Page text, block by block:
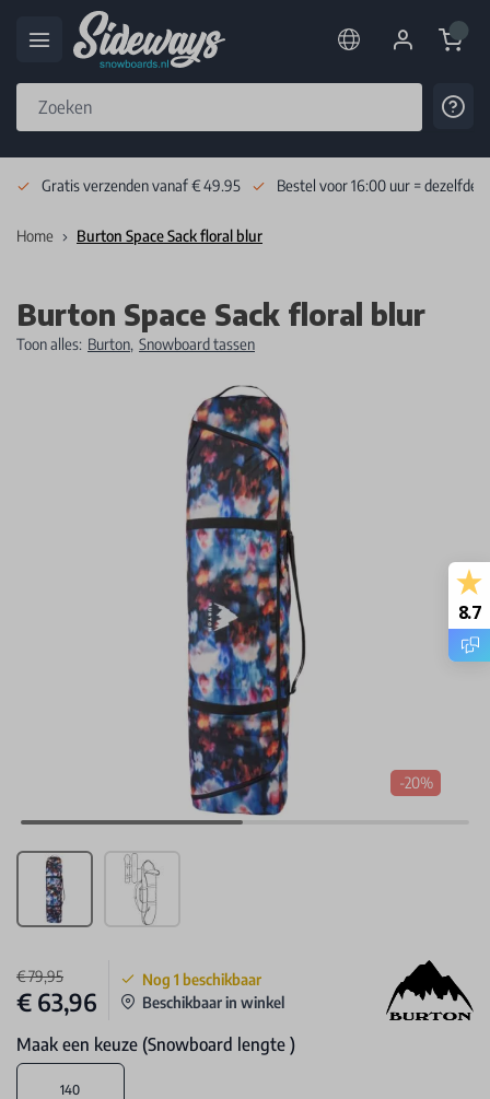
Cart
Gratis verzenden vanaf € 49.95 Bestel voor 16:00 uur = dezelfde
Home Burton Space Sack floral blur
Burton Space Sack floral blur
Toon alles: Burton, Snowboard tassen
-20%
€ 79,95
€ 63,96
Nog 1 beschikbaar
Beschikbaar in winkel
Maak een keuze (Snowboard lengte )
140
8.7